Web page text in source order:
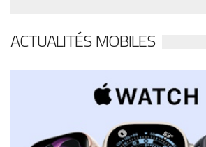
ACTUALITÉS MOBILES